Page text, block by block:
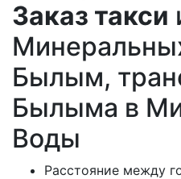
Заказ такси
Былым,
Былыма в
Воды
Расстояние между